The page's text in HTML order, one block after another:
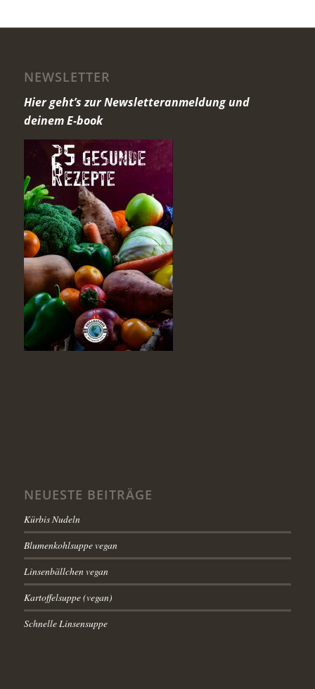
NEWSLETTER
Hier geht’s zur Newsletteranmeldung und
deinem E-book
NEUESTE BEITRÄGE
Kürbis Nudeln
Blumenkohlsuppe vegan
Linsenbällchen vegan
Kartoffelsuppe (vegan)
Schnelle Linsensuppe